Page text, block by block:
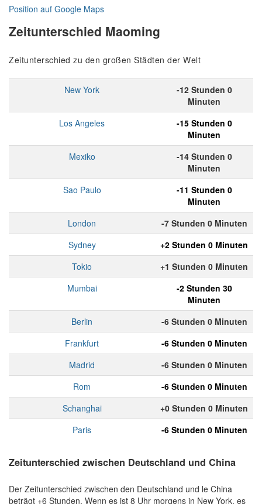
Position auf Google Maps
Zeitunterschied Maoming
Zeitunterschied zu den großen Städten der Welt
New York
-12 Stunden 0
Minuten
Los Angeles
-15 Stunden 0
Minuten
Mexiko
-14 Stunden 0
Minuten
Sao Paulo
-11 Stunden 0
Minuten
London
-7 Stunden 0 Minuten
Sydney
+2 Stunden 0 Minuten
Tokio
+1 Stunden 0 Minuten
Mumbai
-2 Stunden 30
Minuten
Berlin
-6 Stunden 0 Minuten
Frankfurt
-6 Stunden 0 Minuten
Madrid
-6 Stunden 0 Minuten
Rom
-6 Stunden 0 Minuten
Schanghai
+0 Stunden 0 Minuten
Paris
-6 Stunden 0 Minuten
Zeitunterschied zwischen Deutschland und China
Der Zeitunterschied zwischen den Deutschland und le China
beträgt +6 Stunden. Wenn es ist 8 Uhr morgens in New York, es